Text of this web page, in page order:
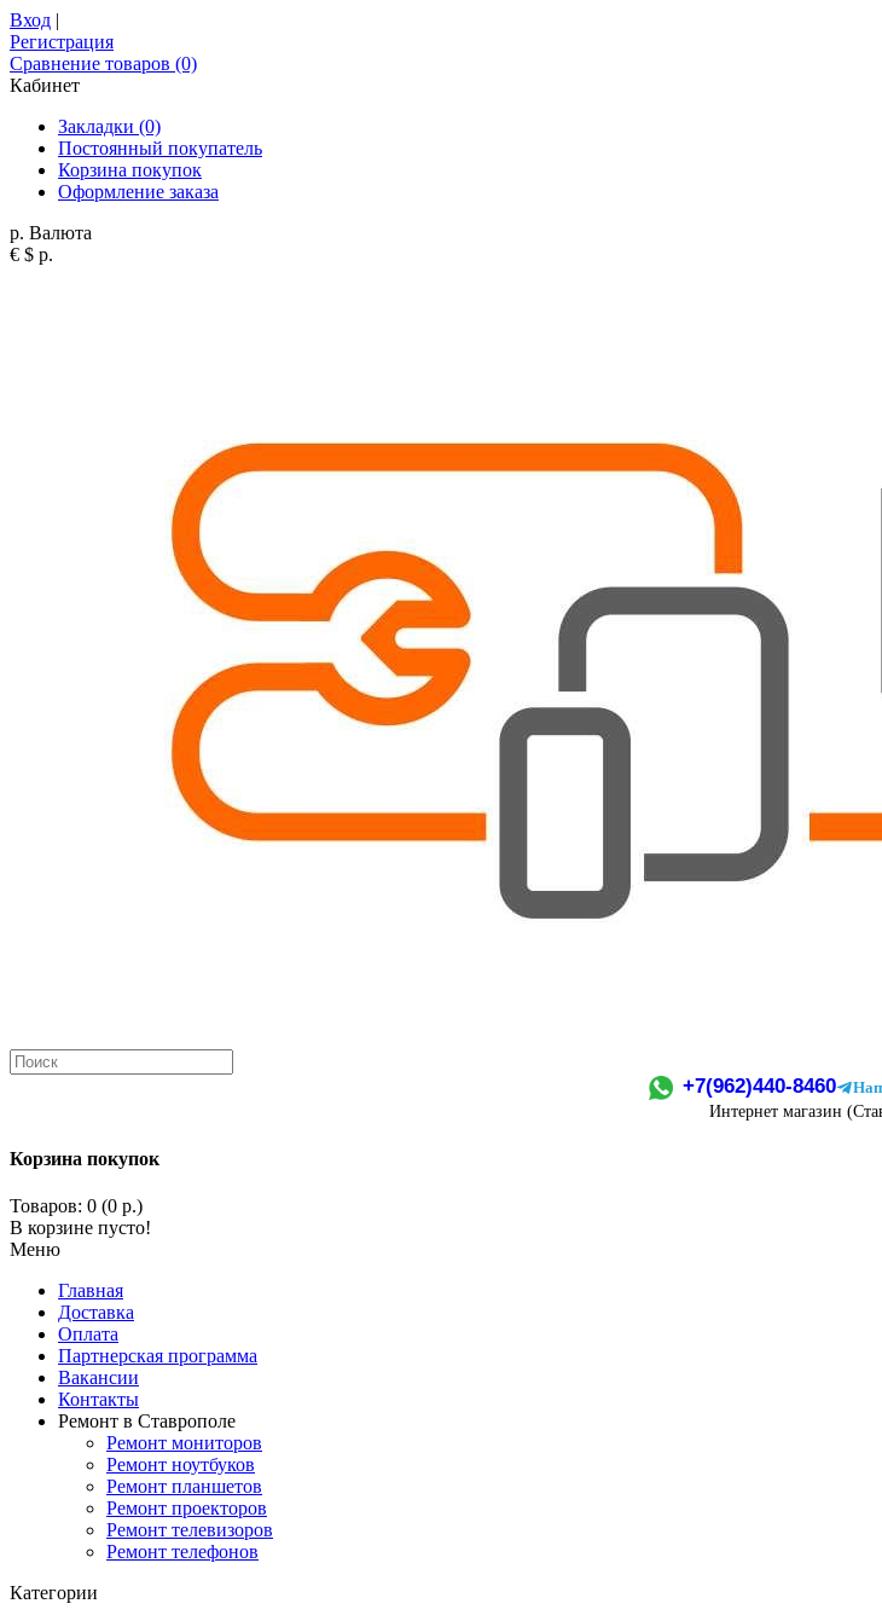
Вход |
Регистрация
Сравнение товаров (0)
Кабинет
Закладки (0)
Постоянный покупатель
Корзина покупок
Оформление заказа
р. Валюта
€ $ р.
+7(962)440-8460
Интернет магазин
Корзина покупок
Товаров: 0 (0 р.)
В корзине пусто!
Меню
Главная
Доставка
Оплата
Партнерская программа
Вакансии
Контакты
Ремонт в Ставрополе
Ремонт мониторов
Ремонт ноутбуков
Ремонт планшетов
Ремонт проекторов
Ремонт телевизоров
Ремонт телефонов
Категории